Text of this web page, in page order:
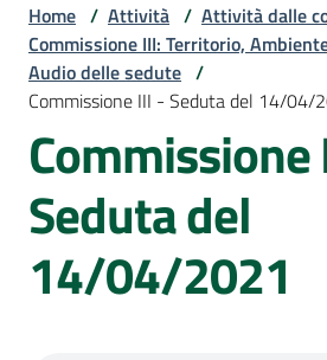
Assemblea
Attività
Argomenti
Home / Attività / Attività dalle
Commissione III: Territorio,
Audio delle sedute /
Commissione III - Seduta del 14/04/
Commissione
Seduta del
14/04/2021